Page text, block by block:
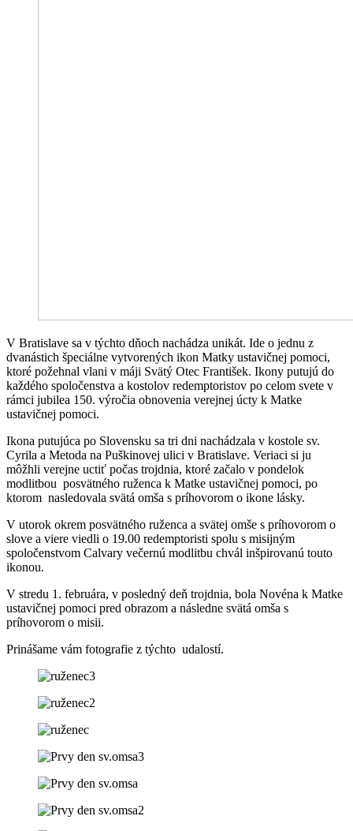
V Bratislave sa v týchto dňoch nachádza unikát. Ide o jednu z
dvanástich špeciálne vytvorených ikon Matky ustavičnej pomoci,
ktoré požehnal vlani v máji Svätý Otec František. Ikony putujú do
každého spoločenstva a kostolov redemptoristov po celom svete v
rámci jubilea 150. výročia obnovenia verejnej úcty k Matke
ustavičnej pomoci.
Ikona putujúca po Slovensku sa tri dni nachádzala v kostole sv.
Cyrila a Metoda na Puškinovej ulici v Bratislave. Veriaci si ju
môžhli verejne uctiť počas trojdnia, ktoré začalo v pondelok
modlitbou posvätného ruženca k Matke ustavičnej pomoci, po
ktorom nasledovala svätá omša s príhovorom o ikone lásky.
V utorok okrem posvätného ruženca a svätej omše s príhovorom o
slove a viere viedli o 19.00 redemptoristi spolu s misijným
spoločenstvom Calvary večernú modlitbu chvál inšpirovanú touto
ikonou.
V stredu 1. februára, v posledný deň trojdnia, bola Novéna k Matke
ustavičnej pomoci pred obrazom a následne svätá omša s
príhovorom o misii.
Prinášame vám fotografie z týchto udalostí.